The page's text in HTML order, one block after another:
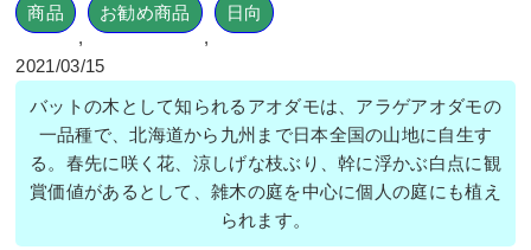
商品
,
お勧め商品
,
日向
2021/03/15
バットの木として知られるアオダモは、アラゲアオダモの
一品種で、北海道から九州まで日本全国の山地に自生す
る。春先に咲く花、涼しげな枝ぶり、幹に浮かぶ白点に観
賞価値があるとして、雑木の庭を中心に個人の庭にも植え
られます。